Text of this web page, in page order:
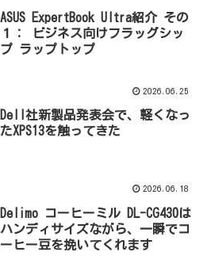
ASUS ExpertBook Ultra紹介 その
１： ビジネス向けフラッグシッ
プ ラップトップ
2026.06.25
Dell社新製品発表会で、軽くなっ
たXPS13を触ってきた
2026.06.18
Delimo コーヒーミル DL-CG430は
ハンディサイズながら、一瞬でコ
ーヒー豆を挽いてくれます